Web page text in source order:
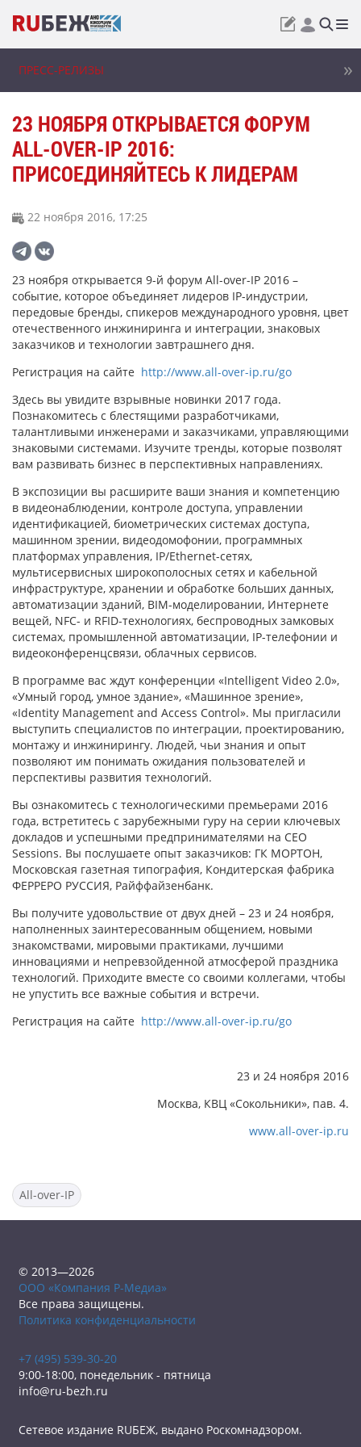
ПРЕСС-РЕЛИЗЫ
23 НОЯБРЯ ОТКРЫВАЕТСЯ ФОРУМ
ALL-OVER-IP 2016:
ПРИСОЕДИНЯЙТЕСЬ К ЛИДЕРАМ
22 ноября 2016, 17:25
23 ноября открывается 9-й форум All-over-IP 2016 –
событие, которое объединяет лидеров IP-индустрии,
передовые бренды, спикеров международного уровня, цвет
отечественного инжиниринга и интеграции, знаковых
заказчиков и технологии завтрашнего дня.
Регистрация на сайте http://www.all-over-ip.ru/go
Здесь вы увидите взрывные новинки 2017 года.
Познакомитесь с блестящими разработчиками,
талантливыми инженерами и заказчиками, управляющими
знаковыми системами. Изучите тренды, которые позволят
вам развивать бизнес в перспективных направлениях.
В экспозиции вы расширите ваши знания и компетенцию
в видеонаблюдении, контроле доступа, управлении
идентификацией, биометрических системах доступа,
машинном зрении, видеодомофонии, программных
платформах управления, IP/Ethernet-сетях,
мультисервисных широкополосных сетях и кабельной
инфраструктуре, хранении и обработке больших данных,
автоматизации зданий, BIM-моделировании, Интернете
вещей, NFC- и RFID-технологиях, беспроводных замковых
системах, промышленной автоматизации, IP-телефонии и
видеоконференцсвязи, облачных сервисов.
В программе вас ждут конференции «Intelligent Video 2.0»,
«Умный город, умное здание», «Машинное зрение»,
«Identity Management and Access Control». Мы пригласили
выступить специалистов по интеграции, проектированию,
монтажу и инжинирингу. Людей, чьи знания и опыт
позволяют им понимать ожидания пользователей и
перспективы развития технологий.
Вы ознакомитесь с технологическими премьерами 2016
года, встретитесь с зарубежными гуру на серии ключевых
докладов и успешными предпринимателями на CEO
Sessions. Вы послушаете опыт заказчиков: ГК МОРТОН,
Московская газетная типография, Кондитерская фабрика
ФЕРРЕРО РУССИЯ, Райффайзенбанк.
Вы получите удовольствие от двух дней – 23 и 24 ноября,
наполненных заинтересованным общением, новыми
знакомствами, мировыми практиками, лучшими
инновациями и непревзойденной атмосферой праздника
технологий. Приходите вместе со своими коллегами, чтобы
не упустить все важные события и встречи.
Регистрация на сайте http://www.all-over-ip.ru/go
23 и 24 ноября 2016
Москва, КВЦ «Сокольники», пав. 4.
www.all-over-ip.ru
All-over-IP
© 2013—2026
ООО «Компания Р-Медиа»
Все права защищены.
Политика конфиденциальности
+7 (495) 539-30-20
9:00-18:00, понедельник - пятница
info@ru-bezh.ru
Сетевое издание RUБЕЖ, выдано Роскомнадзором.